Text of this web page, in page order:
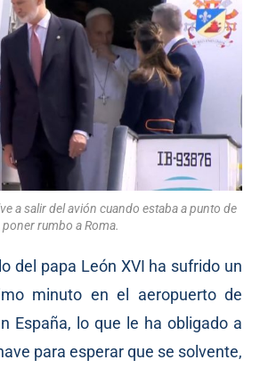
a salir del avión cuando estaba a punto de
poner rumbo a Roma.
del papa León XVI ha sufrido un
minuto en el aeropuerto de
España, lo que le ha obligado a
para esperar que se solvente,